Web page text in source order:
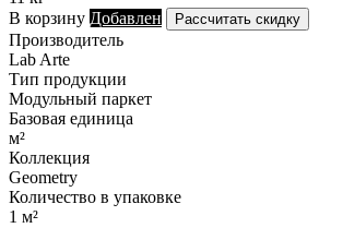
В корзину Добавлен Рассчитать скидку
Производитель
Lab Arte
Тип продукции
Модульный паркет
Базовая единица
м²
Коллекция
Geometry
Количество в упаковке
1 м²